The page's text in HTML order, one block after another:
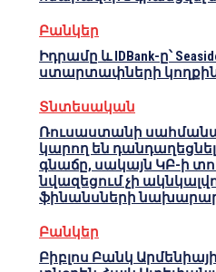
Բանկեր
Իդրամը և IDBank-ը՝
ստարտափների
Տնտեսական
Ռուսաստանի
կարող են
գնաճը, սակայն ԿԲ-ի
նվազեցում չի
ֆինանսների
Բանկեր
Բիբլոս Բանկ